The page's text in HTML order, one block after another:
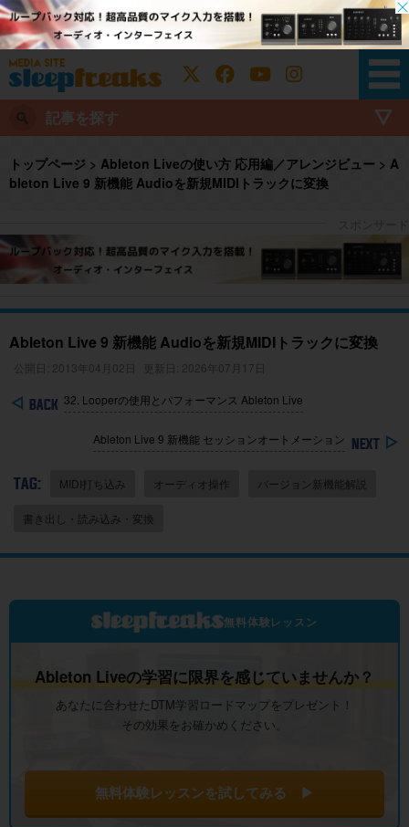
記事を探す
トップページ > Ableton Liveの使い方 応用編／アレンジビュー > A
bleton Live 9 新機能 Audioを新規MIDIトラックに変換
Ableton Live 9 新機能 Audioを新規MIDIトラックに変換
公開日: 2013年04月02日 更新日: 2026年07月17日
32. Looperの使用とパフォーマンス Ableton Live
Ableton Live 9 新機能 セッションオートメーション
TAG: MIDI打ち込み オーディオ操作 バージョン新機能解説
書き出し・読み込み・変換
無料体験レッスン
Ableton Liveの学習に限界を感じていませんか？
あなたに合わせたDTM学習ロードマップをプレゼント！
その効果をお確かめください。
無料体験レッスンを試してみる ▶